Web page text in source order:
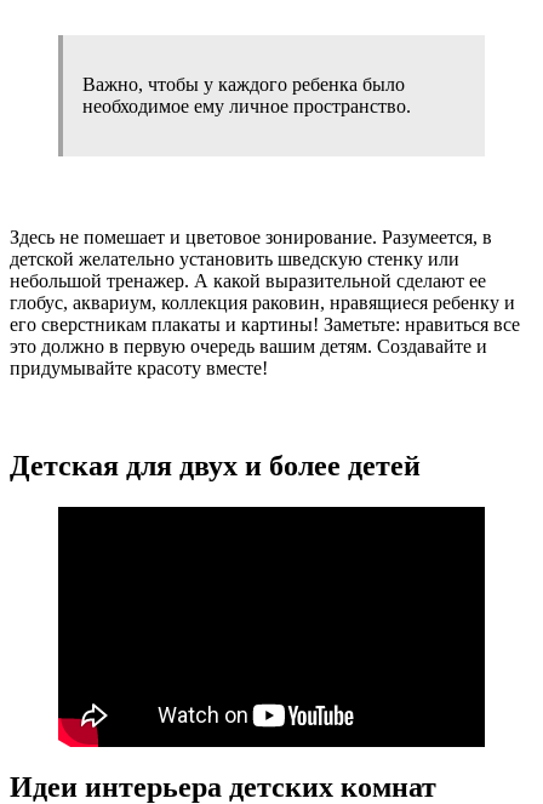
Важно, чтобы у каждого ребенка было
необходимое ему личное пространство.
Здесь не помешает и цветовое зонирование. Разумеется, в
детской желательно установить шведскую стенку или
небольшой тренажер. А какой выразительной сделают ее
глобус, аквариум, коллекция раковин, нравящиеся ребенку и
его сверстникам плакаты и картины! Заметьте: нравиться все
это должно в первую очередь вашим детям. Создавайте и
придумывайте красоту вместе!
Детская для двух и более детей
Идеи интерьера детских комнат